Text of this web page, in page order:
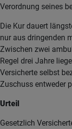
Verordnung seines
Die Kur dauert
nur aus dringenden
Zwischen zwei
Regel drei Jahre
Versicherte selbst
Zuschuss entweder
Urteil
Gesetzlich